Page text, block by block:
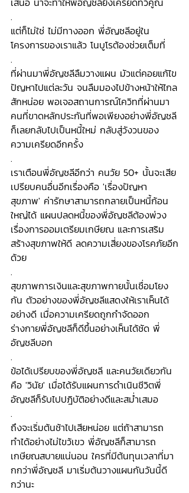
.
แต่ก็ไม่ใช่ ไม่มีทางออก พี่อัญชลีอยู่ใน
โครงการของเราแล้ว โนบูโรต้องช่วยเต็มที่
.
ที่ผ่านมาพี่อัญชลีลืมวางแผน มัวแต่คอยแก้ไข
ปัญหาไปแต่ละวัน จนลืมมองไปข้างหน้าให้ไกล
สักหน่อย พอเจอสถานการณ์โควิทที่ผ่านมา
คนที่ขาดหลักประกันที่พอเพียงอย่างพี่อัญชลี
ก็เลยกลับไปเป็นหนี้ใหม่ กลับสู่วังวนของ
ความเครียดอีกครั้ง
.
เราเตือนพี่อัญชลีอีกว่า คนวัย 50+ นั้นจะเสีย
เปรียบคนอื่นอีกเรื่องคือ 'เรื่องปัญหา
สุขภาพ' ค่ารักษาสามารถกลายเป็นหนี้ก้อน
ใหญ่ได้ แผนปลดหนี้ของพี่อัญชลีต้องพ่วง
เรื่องการออมเตรียมเกษียณ และการเสริม
สร้างสุขภาพให้ดี ลดความเสี่ยงของโรคภัยอีก
ด้วย
.
สุขภาพการเงินและสุขภาพกายนั้นเชื่อมโยง
กัน ตัวอย่างของพี่อัญชลีแสดงให้เราเห็นได้
อย่างดี เมื่อความเครียดถูกกำจัดออก
ร่างกายพี่อัญชลีก็ดีขึ้นอย่างเห็นได้ชัด พี่
อัญชลีบอก
.
ข้อได้เปรียบของพี่อัญชลี และคนวัยเดียวกัน
คือ 'วินัย' เมื่อได้รับแผนการดำเนินชีวิตพี่
อัญชลีก็รับไปปฎิบัติอย่างดีและสม่ำเสมอ
.
ถึงจะเริ่มต้นช้าไปเสียหน่อย แต่ถ้าสามารถ
ทำได้อย่างไม่ไขว้เขว พี่อัญชลีก็สามารถ
เกษียณสบายแน่นอน ใครที่มีต้นทุนเวลาที่มา
กกว่าพี่อัญชลี มาเริ่มต้นวางแผนกันวันนี้ดี
กว่านะ